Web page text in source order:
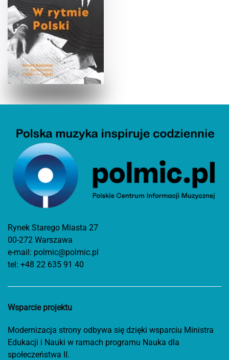
Rynek Starego Miasta 27
00-272 Warszawa
e-mail: polmic@polmic.pl
tel: +48 22 635 91 40
Wsparcie projektu
Modernizacja strony odbywa się dzięki wsparciu Ministra
Edukacji i Nauki w ramach programu Nauka dla
społeczeństwa II.